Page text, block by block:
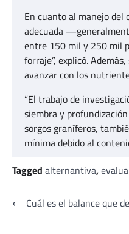
En cuanto al manejo del
adecuada
entre 150 mil y 250 mil
forraje”, explicó.
avanzar con los
“El trabajo de
siembra y
sorgos graníferos,
mínima debido al
Tagged alternantiva,
Navegación
⟵Cuál es el balance que